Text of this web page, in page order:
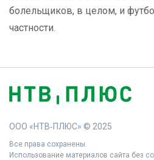
болельщиков, в целом, и
частности.
ООО «НТВ‑ПЛЮС» © 2025
Все права сохранены.
Использование материалов сайта без